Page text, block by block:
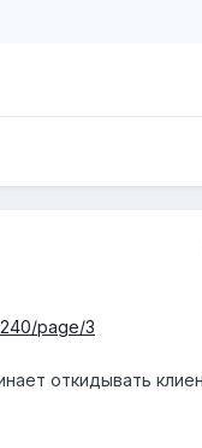
page/3
откидывать